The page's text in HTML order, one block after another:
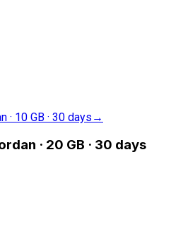
· 10 GB · 30 days →
· 20 GB · 30 days